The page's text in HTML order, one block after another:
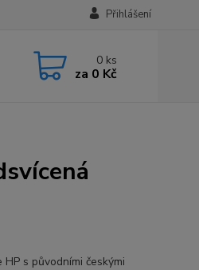
Přihlášení
0 ks
za 0 Kč
s původními českými